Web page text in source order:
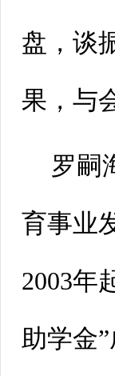
盘，谈
果，与
罗嗣
育事业
2003年
助学金